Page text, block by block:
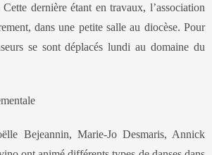
dernière étant en travaux, l’association
dans une petite salle au diocèse. Pour
se sont déplacés lundi au domaine du
Bejeannin, Marie-Jo Desmaris, Annick